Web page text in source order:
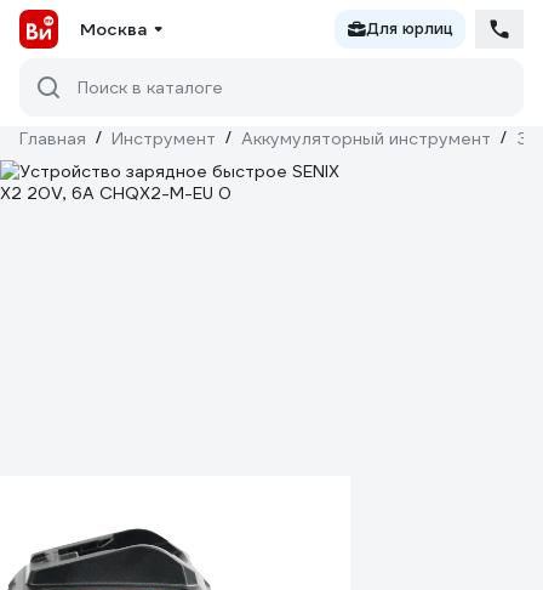
Москва Для юрлиц
Поиск в каталоге
Главная / Инструмент / Аккумуляторный инструмент /